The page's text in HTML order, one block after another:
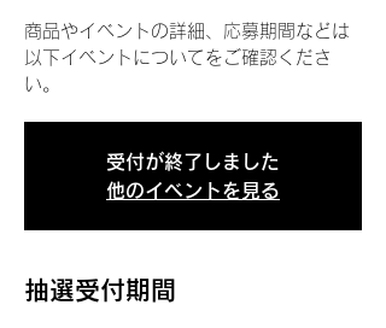
商品やイベントの詳細、応募期間などは
以下イベントについてをご確認くださ
い。
受付が終了しました
他のイベントを見る
抽選受付期間